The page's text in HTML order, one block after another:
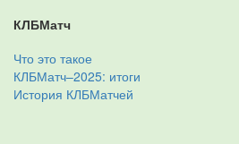
КЛБМатч
Что это такое
КЛБМатч–2025: итоги
История КЛБМатчей